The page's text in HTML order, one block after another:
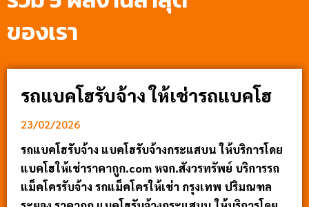
ของเรา
รถแบคโฮรับจ้าง ให้เช่ารถแบคโฮ
23/02/2026
รถแบคโฮรับจ้าง แบคโฮรับจ้างกระแสบน ให้บริการโดย
แบคโฮให้เช่าราคาถูก.com หจก.สังวรทรัพย์ บริการรถ
แม็คโครรับจ้าง รถแม็คโครให้เช่า กรุงเทพ ปริมณฑล